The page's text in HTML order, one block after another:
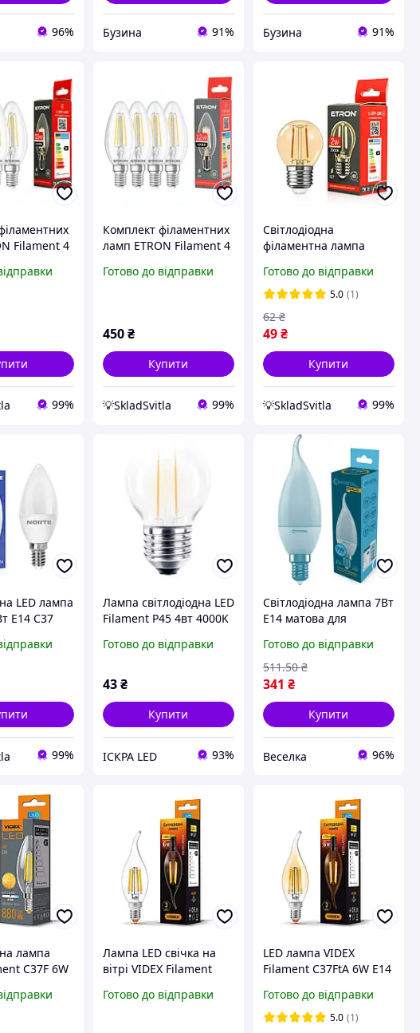
96% Бузина 91% Бузина 91%
Filament 4
4
99%
Комплект філаментних
ламп ETRON Filament 4
1-EFP-1124-4
Готово до відправки
450 ₴
Купити
💡SkladSvitla 99%
Світлодіодна
філаментна лампа
180 2Вт 2500K G45 E27
золото
Готово до відправки
5.0 (1)
49₴
62 ₴
Купити
💡SkladSvitla 99%
LED лампа
E14 C37
99%
Лампа світлодіодна LED
Filament Р45 4вт 4000K
Готово до відправки
43 ₴
Купити
ІСКРА LED 93%
Світлодіодна лампа 7Вт
E14 матова для
офісу економічна і
довговічна. BROWN
Готово до відправки
341 ₴
511.50 ₴
Купити
Веселка 96%
лампа
C37F 6W
Лампа LED свічка на
вітрі VIDEX Filament
220V FILAMENT (VL-
Готово до відправки
LED лампа VIDEX
Filament C37FtA 6W E14
Готово до відправки
5.0 (1)